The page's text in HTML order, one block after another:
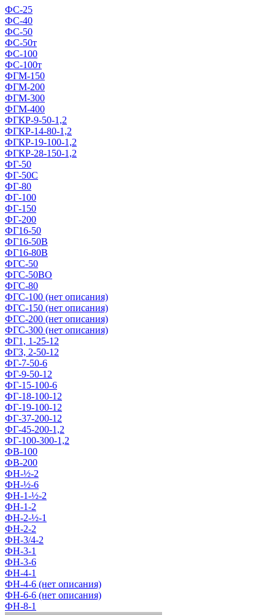
ФС-25
ФС-40
ФС-50
ФС-50т
ФС-100
ФС-100т
ФГМ-150
ФГМ-200
ФГМ-300
ФГМ-400
ФГКР-9-50-1,2
ФГКР-14-80-1,2
ФГКР-19-100-1,2
ФГКР-28-150-1,2
ФГ-50
ФГ-50С
ФГ-80
ФГ-100
ФГ-150
ФГ-200
ФГ16-50
ФГ16-50В
ФГ16-80В
ФГС-50
ФГС-50ВО
ФГС-80
ФГС-100 (нет описания)
ФГС-150 (нет описания)
ФГС-200 (нет описания)
ФГС-300 (нет описания)
ФГ1, 1-25-12
ФГЗ, 2-50-12
ФГ-7-50-6
ФГ-9-50-12
ФГ-15-100-6
ФГ-18-100-12
ФГ-19-100-12
ФГ-37-200-12
ФГ-45-200-1,2
ФГ-100-300-1,2
ФВ-100
ФВ-200
ФН-½-2
ФН-½-6
ФН-1-½-2
ФН-1-2
ФН-2-½-1
ФН-2-2
ФН-3/4-2
ФН-3-1
ФН-3-6
ФН-4-1
ФН-4-6 (нет описания)
ФН-6-6 (нет описания)
ФН-8-1